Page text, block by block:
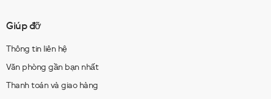
Giúp đỡ
Thông tin liên hệ
Văn phòng gần bạn nhất
Thanh toán và giao hàng